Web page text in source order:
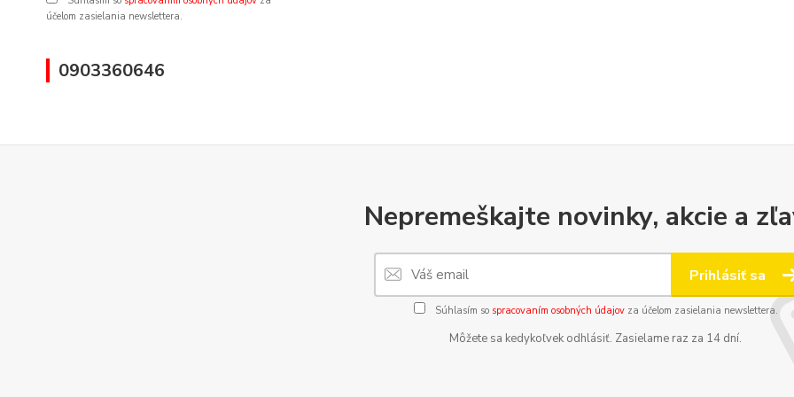
účelom zasielania newslettera.
0903360646
Nepremeškajte novinky, akcie a
Prihlásiť sa
Súhlasím so spracovaním osobných údajovza účelom zasielania newslettera.
Môžete sa kedykoľvek odhlásiť. Zasielame raz za 14 dní.